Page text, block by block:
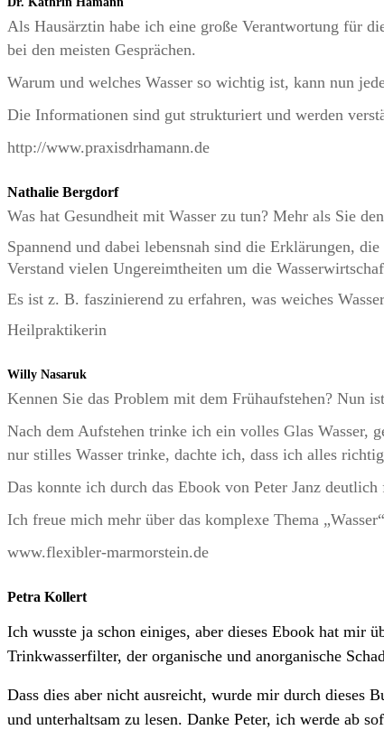
Als Hausärztin habe ich eine große Verantwortung für
bei den meisten Gesprächen.
Warum und welches Wasser so wichtig ist, kann nun
Die Informationen sind gut strukturiert und werden
http://www.praxisdrhamann.de​
Nathalie Bergdorf
Was hat Gesundheit mit Wasser zu tun? Mehr als Sie
Spannend und dabei lebensnah sind die Erklärungen,
Verstand vielen Ungereimtheiten um die
Es ist z. B. faszinierend zu erfahren, was weiches
​Heilpraktikerin
Willy Nasaruk
Kennen Sie das Problem mit dem Frühaufstehen? Nun
Nach dem Aufstehen trinke ich ein volles Glas Wasser,
nur stilles Wasser trinke, dachte ich, dass ich alles
Das konnte ich durch das Ebook von Peter Janz
Ich freue mich mehr über das komplexe Thema
www.flexibler-marmorstein.de
Petra Kollert
Ich wusste ja schon einiges, aber dieses Ebook hat mir
Trinkwasserfilter, der organische und anorganische
Dass dies aber nicht ausreicht, wurde mir durch dieses
und unterhaltsam zu lesen. Danke Peter, ich werde ab